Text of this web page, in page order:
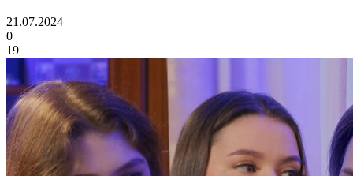
21.07.2024
0
19